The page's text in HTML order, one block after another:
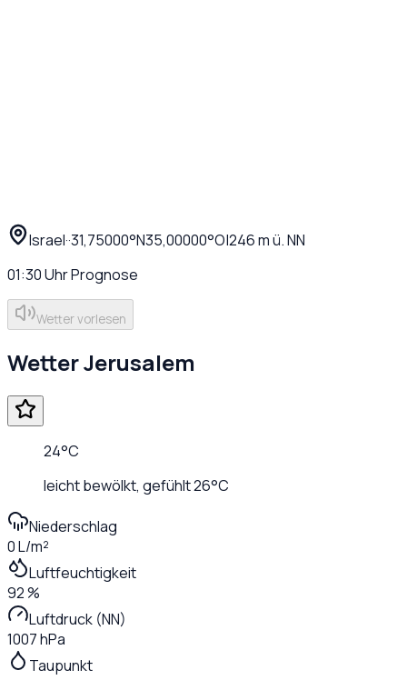
Israel··31,75000°N35,00000°O|246m ü. NN
01:30UhrPrognose
Wetter vorlesen
WetterJerusalem
24°C
leicht bewölkt, gefühlt26°C
Niederschlag
0 L/m²
Luftfeuchtigkeit
92 %
Luftdruck (NN)
1007 hPa
Taupunkt